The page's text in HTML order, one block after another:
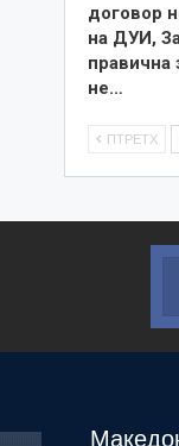
договор
на ДУИ,
правична
не…
ПТРЕТХ